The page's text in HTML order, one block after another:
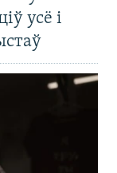
усё і